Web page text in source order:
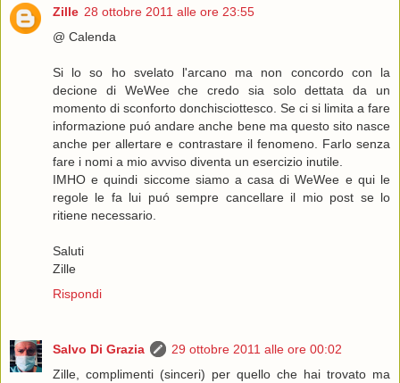
Zille 28 ottobre 2011 alle ore 23:55
@ Calenda
Si lo so ho svelato l'arcano ma non concordo con la
decione di WeWee che credo sia solo dettata da un
momento di sconforto donchisciottesco. Se ci si limita a fare
informazione puó andare anche bene ma questo sito nasce
anche per allertare e contrastare il fenomeno. Farlo senza
fare i nomi a mio avviso diventa un esercizio inutile.
IMHO e quindi siccome siamo a casa di WeWee e qui le
regole le fa lui puó sempre cancellare il mio post se lo
ritiene necessario.
Saluti
Zille
Rispondi
Salvo Di Grazia
29 ottobre 2011 alle ore 00:02
Zille, complimenti (sinceri) per quello che hai trovato ma